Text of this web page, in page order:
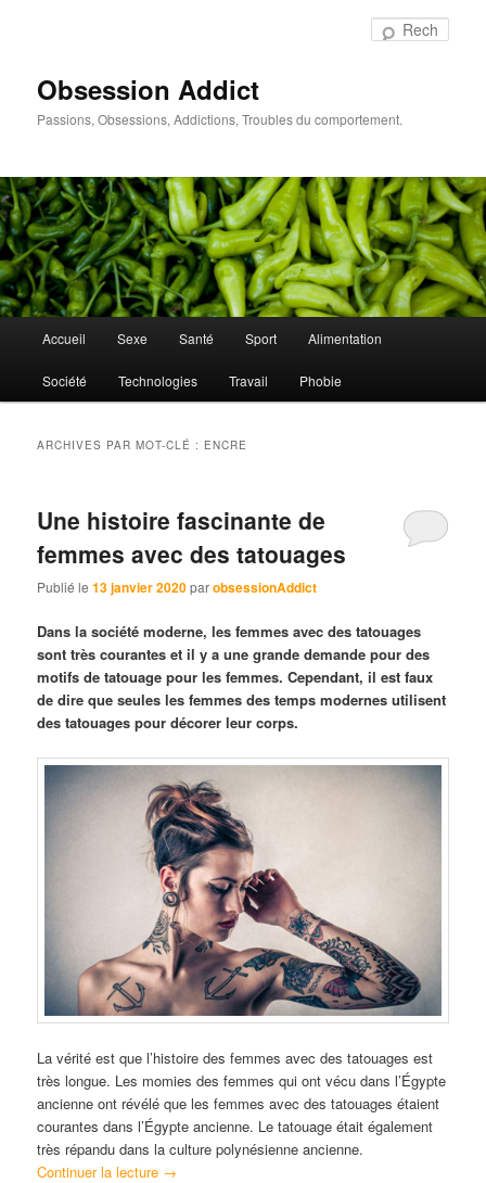
Obsession Addict
Passions, Obsessions, Addictions, Troubles du comportement.
principal
Accueil Sexe Santé Sport Alimentation
Société Technologies Travail Phobie
ARCHIVES PAR MOT-CLÉ : ENCRE
Une histoire fascinante de
femmes avec des tatouages
Publié le13 janvier 2020parobsessionAddict
Dans la société moderne, les femmes avec des tatouages
sont très courantes et il y a une grande demande pour des
motifs de tatouage pour les femmes. Cependant, il est faux
de dire que seules les femmes des temps modernes utilisent
des tatouages pour décorer leur corps.
La vérité est que l’histoire des femmes avec des tatouages est
très longue. Les momies des femmes qui ont vécu dans l’Égypte
ancienne ont révélé que les femmes avec des tatouages étaient
courantes dans l’Égypte ancienne. Le tatouage était également
très répandu dans la culture polynésienne ancienne.
Continuer la lecture →